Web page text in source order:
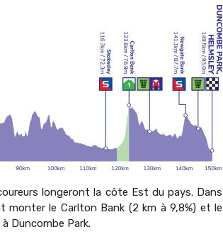
longeront la côte Est du pays. Dans
monter le Carlton Bank (2 km à 9,8%) et le
Duncombe Park.